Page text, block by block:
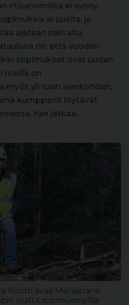
irtisanomista ei synny.
ei uusita, ja
ajetaan näin alta
on, että vuoden
sopimukset ovat uuden
meillä on
myös yli tuon ajankohdan,
kumppanit löytävät
hän jatkaa.
Köntti avasi Metsätrans-
uutta sopimusmallia